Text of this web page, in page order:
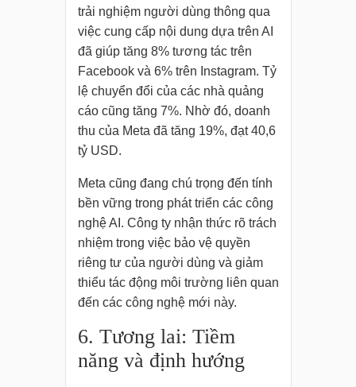
trải nghiệm người dùng thông qua
việc cung cấp nội dung dựa trên AI
đã giúp tăng 8% tương tác trên
Facebook và 6% trên Instagram. Tỷ
lệ chuyển đổi của các nhà quảng
cáo cũng tăng 7%. Nhờ đó, doanh
thu của Meta đã tăng 19%, đạt 40,6
tỷ USD.
Meta cũng đang chú trọng đến tính
bền vững trong phát triển các công
nghệ AI. Công ty nhận thức rõ trách
nhiệm trong việc bảo vệ quyền
riêng tư của người dùng và giảm
thiểu tác động môi trường liên quan
đến các công nghệ mới này.
6. Tương lai: Tiềm
năng và định hướng